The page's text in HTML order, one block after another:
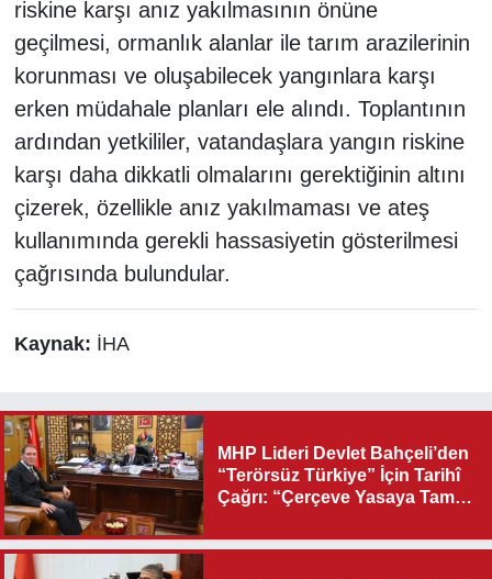
riskine karşı anız yakılmasının önüne
geçilmesi, ormanlık alanlar ile tarım arazilerinin
korunması ve oluşabilecek yangınlara karşı
erken müdahale planları ele alındı. Toplantının
ardından yetkililer, vatandaşlara yangın riskine
karşı daha dikkatli olmalarını gerektiğinin altını
çizerek, özellikle anız yakılmaması ve ateş
kullanımında gerekli hassasiyetin gösterilmesi
çağrısında bulundular.
Kaynak: İHA
MHP Lideri Devlet Bahçeli’den
“Terörsüz Türkiye” İçin Tarihî
Çağrı: “Çerçeve Yasaya Tam